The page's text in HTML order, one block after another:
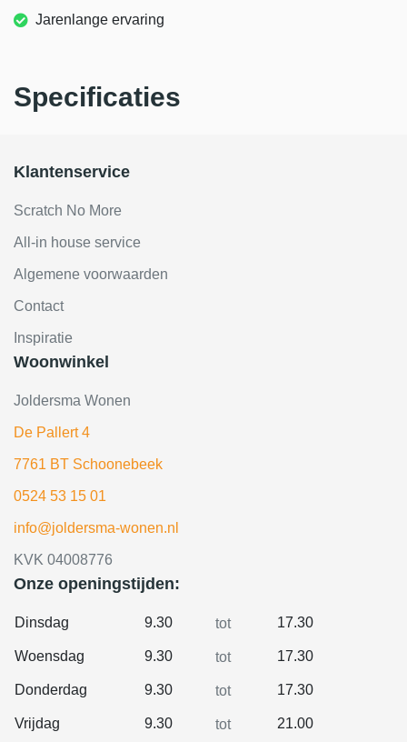
Jarenlange ervaring
Specificaties
Klantenservice
Scratch No More
All-in house service
Algemene voorwaarden
Contact
Inspiratie
Woonwinkel
Joldersma Wonen
De Pallert 4
7761 BT Schoonebeek
0524 53 15 01
info@joldersma-wonen.nl
KVK 04008776
Onze openingstijden:
Dinsdag 9.30 tot 17.30
Woensdag 9.30 tot 17.30
Donderdag 9.30 tot 17.30
Vrijdag 9.30 tot 21.00